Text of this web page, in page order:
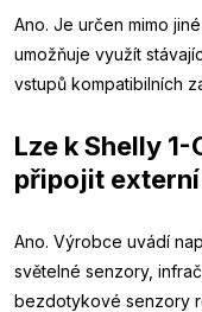
Ano. Je určen mimo
umožňuje využít
vstupů kompatibilních
Lze k Shelly
připojit
Ano. Výrobce uvádí
světelné senzory,
bezdotykové senzory